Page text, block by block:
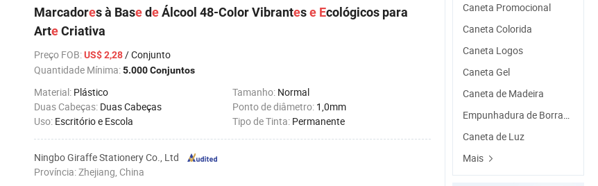
Marcadores à BasedeÁlcool 48-Color Vibrantese Ecológicos para
ArteCriativa
Preço FOB:US$ 2,28/ Conjunto
Quantidade Mínima:5.000 Conjuntos
Material: Plástico Tamanho: Normal
Duas Cabeças: Duas Cabeças Ponto de diâmetro: 1,0mm
Uso: Escritório e Escola Tipo de Tinta: Permanente
Ningbo Giraffe Stationery Co., Ltd
Província: Zhejiang, China
Caneta Promocional
Caneta Colorida
Caneta Logos
Caneta Gel
Caneta de Madeira
Empunhadura de Borracha
Caneta de Luz
Mais